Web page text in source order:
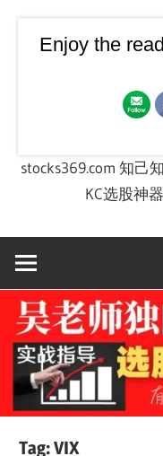
【飙股
术图 +
stocks369.com 知己
KC选股神
Tag:VIX
Enjoy the